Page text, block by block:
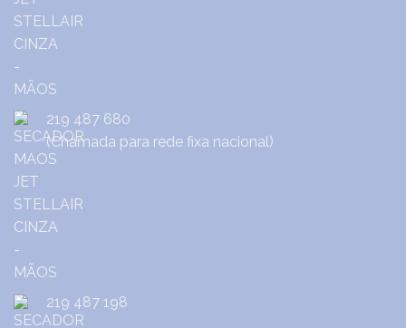
219 487 680
(Chamada para rede fixa nacional)
219 487 198